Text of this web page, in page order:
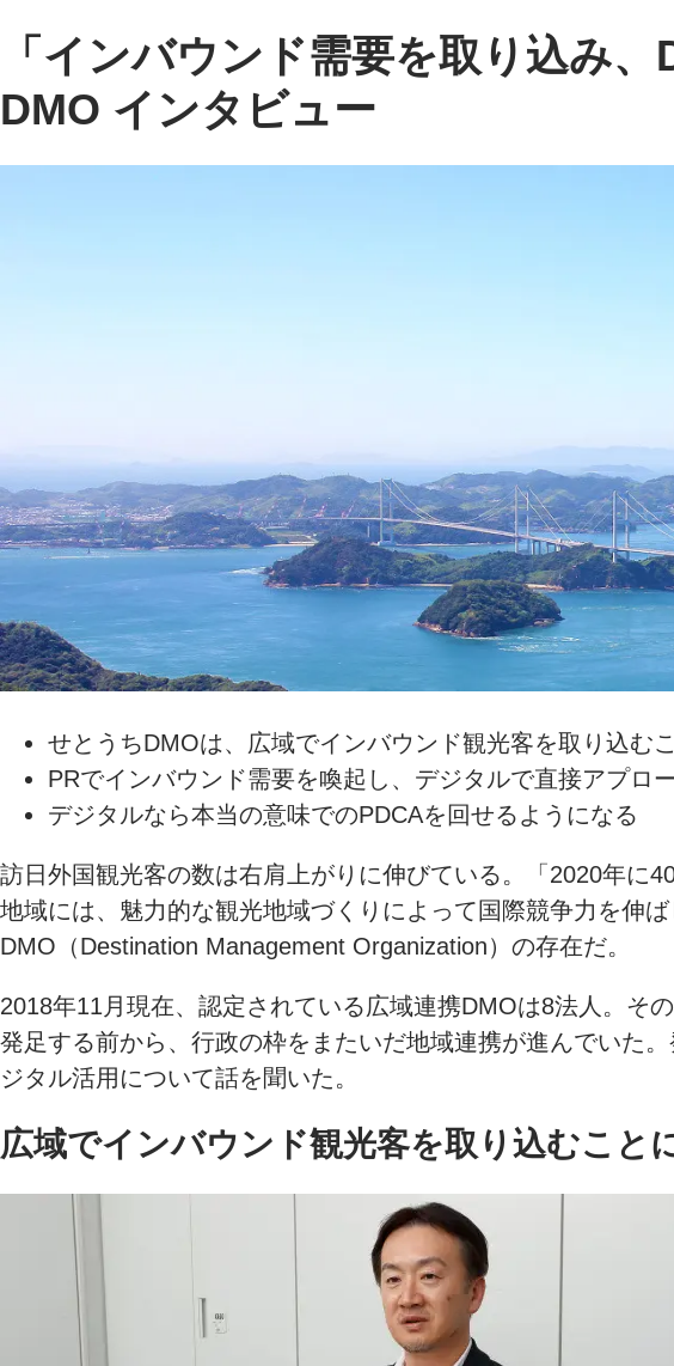
「インバウンド需要を取り込み
DMO インタビュー
せとうちDMOは、広域でインバウンド観光客を取り込む
PRでインバウンド需要を喚起し、デジタルで直接アプロ
デジタルなら本当の意味でのPDCAを回せるようになる
訪日外国観光客の数は右肩上がりに伸びている。「2020年に
地域には、魅力的な観光地域づくりによって国際競争力を伸
DMO（Destination Management Organization）の存在だ。
2018年11月現在、認定されている広域連携DMOは8法人。そ
発足する前から、行政の枠をまたいだ地域連携が進んでいた
ジタル活用について話を聞いた。
広域でインバウンド観光客を取り込むこと